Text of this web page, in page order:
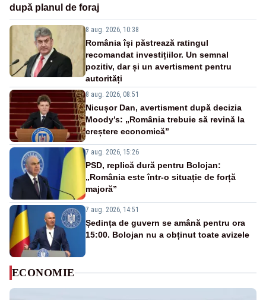
după planul de foraj
8 aug. 2026, 10:38
România își păstrează ratingul
recomandat investițiilor. Un semnal
pozitiv, dar și un avertisment pentru
autorități
8 aug. 2026, 08:51
Nicușor Dan, avertisment după decizia
Moody’s: „România trebuie să revină la
creștere economică”
7 aug. 2026, 15:26
PSD, replică dură pentru Bolojan:
„România este într-o situație de forță
majoră”
7 aug. 2026, 14:51
Ședința de guvern se amână pentru ora
15:00. Bolojan nu a obținut toate avizele
ECONOMIE